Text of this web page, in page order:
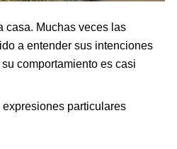
casa. Muchas veces las
a entender sus intenciones
comportamiento es casi
particulares